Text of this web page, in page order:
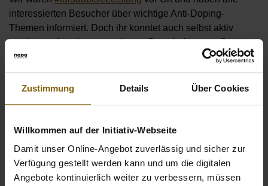
Zustimmung Details Über Cookies
Willkommen auf der Initiativ-Webseite
Damit unser Online-Angebot zuverlässig und sicher zur
Verfügung gestellt werden kann und um die digitalen
Angebote kontinuierlich weiter zu verbessern, müssen
interessierten Besucher über wichtige Anti-Doping-
Themen informiert. Doch ihr konntet auch selbst aktiv
werden und euch zum sauberen Sport bekennen. So
haben es auch die Säbelfechter Max Hartung, Benedikt
Wagner, Matyas Szabo und Richard Hübers getan. Hier
findet ihr alle Bekenntnis-Bilder.
Verantwortliche des Deutschen Fechter-Bunds bereits
stark gemacht#fürsauberenSport. Mehr erfahrt ihr
hier:#icompeteclean – Deutscher Fechtsport zeigt Flagge
für saubere Leistung